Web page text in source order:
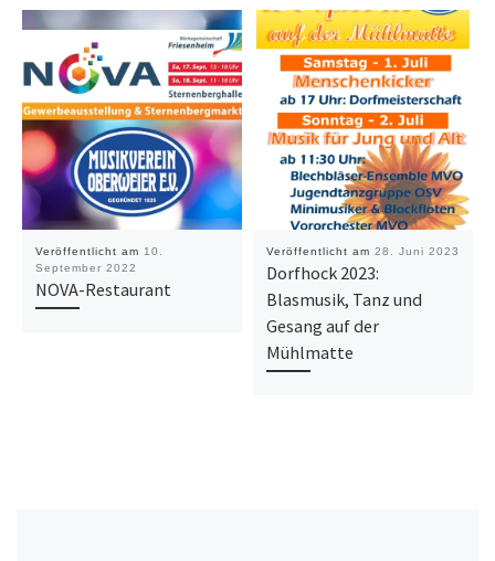
Veröffentlicht am 10.
September 2022
NOVA-Restaurant
Veröffentlicht am 28. Juni 2023
Dorfhock 2023:
Blasmusik, Tanz und
Gesang auf der
Mühlmatte